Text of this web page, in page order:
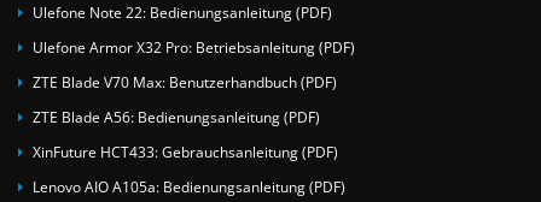
Ulefone Note 22: Bedienungsanleitung (PDF)
Ulefone Armor X32 Pro: Betriebsanleitung (PDF)
ZTE Blade V70 Max: Benutzerhandbuch (PDF)
ZTE Blade A56: Bedienungsanleitung (PDF)
XinFuture HCT433: Gebrauchsanleitung (PDF)
Lenovo AIO A105a: Bedienungsanleitung (PDF)